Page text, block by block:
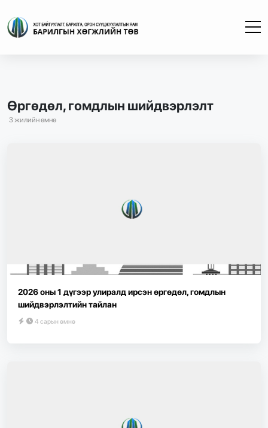
Өргөдөл, гомдлын шийдвэрлэлт
3 жилийн өмнө
2026 оны 1 дүгээр улиралд ирсэн өргөдөл, гомдлын
шийдвэрлэлтийн тайлан
4 сарын өмнө